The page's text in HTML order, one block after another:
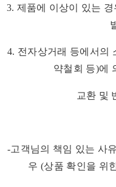
3. 제품에 이상이 있는
4. 전자상거래 등에서의
약철회 등)에
교환 및
-고객님의 책임 있는 사
우 (상품 확인을 위